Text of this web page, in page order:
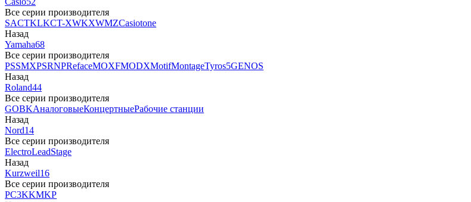
Все серии производителя
SACTKLKCT-XWKXWMZCasiotone
Назад
Yamaha68
Все серии производителя
PSSMXPSRNPRefaceMOXFMODXMotifMontageTyros5GENOS
Назад
Roland44
Все серии производителя
GOBKАналоговыеКонцертныеРабочие станции
Назад
Nord14
Все серии производителя
ElectroLeadStage
Назад
Kurzweil16
Все серии производителя
PC3KKMKP